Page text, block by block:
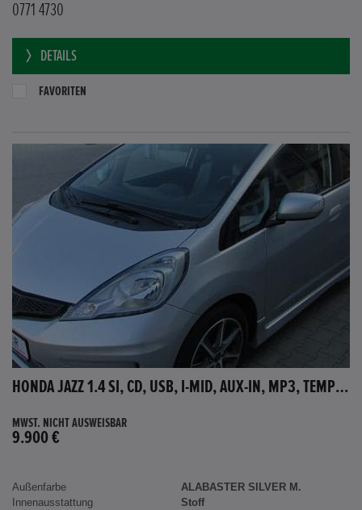
0771 4730
DETAILS
FAVORITEN
HONDA JAZZ 1.4 SI, CD, USB, I-MID, AUX-IN, MP3, TEMPOMAT
MWST. NICHT AUSWEISBAR
9.900 €
Außenfarbe
ALABASTER SILVER M.
Innenausstattung
Stoff